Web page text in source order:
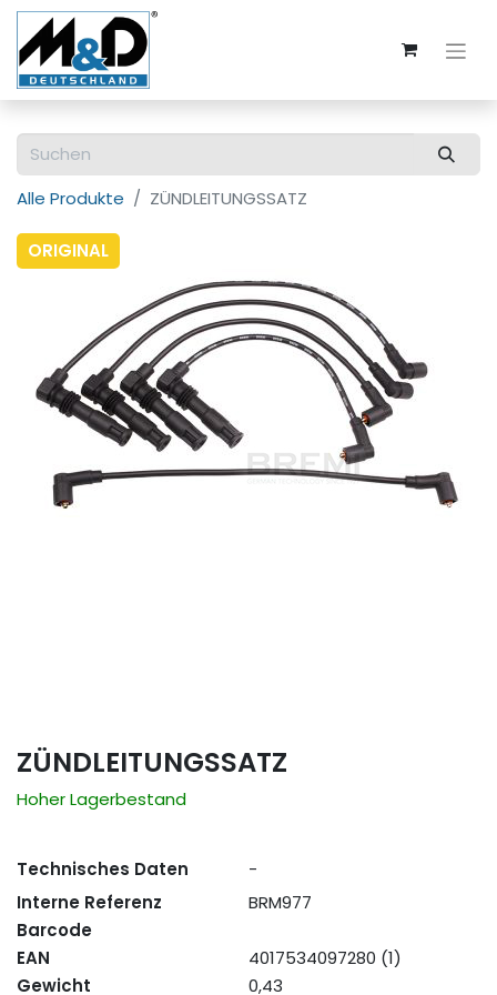
Alle Produkte ZÜNDLEITUNGSSATZ
ORIGINAL
ZÜNDLEITUNGSSATZ
Hoher Lagerbestand
Technisches Daten
-
Interne Referenz
BRM977
Barcode
EAN
4017534097280 (1)
Gewicht
0,43